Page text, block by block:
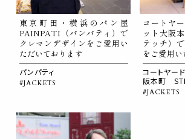
東京町田・横浜のパン屋
PAINPATI（パンパティ）で
クレマンデザインをご愛用い
ただいております
パンパティ
#JACKETS
コートヤ
ット大阪
テッチ）
をご愛用
コートヤー
阪本町
#JACKETS